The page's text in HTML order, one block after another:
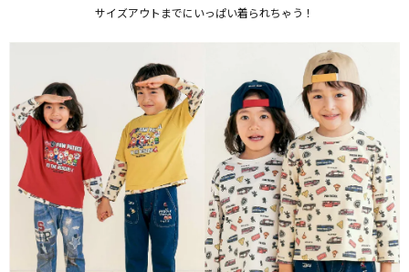
サイズアウトまでにいっぱい着られちゃう！